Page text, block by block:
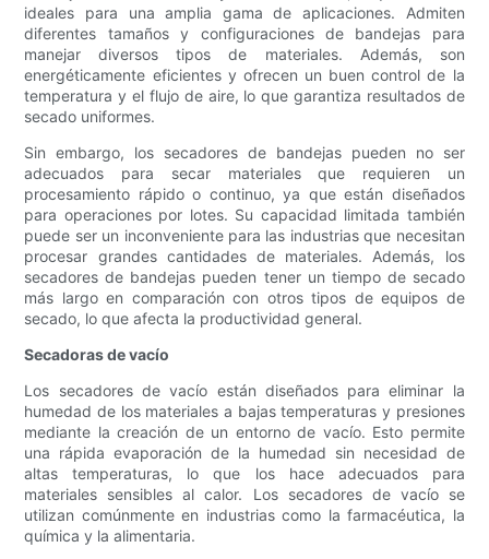
ideales para una amplia gama de aplicaciones. Admiten
diferentes tamaños y configuraciones de bandejas para
manejar diversos tipos de materiales. Además, son
energéticamente eficientes y ofrecen un buen control de la
temperatura y el flujo de aire, lo que garantiza resultados de
secado uniformes.
Sin embargo, los secadores de bandejas pueden no ser
adecuados para secar materiales que requieren un
procesamiento rápido o continuo, ya que están diseñados
para operaciones por lotes. Su capacidad limitada también
puede ser un inconveniente para las industrias que necesitan
procesar grandes cantidades de materiales. Además, los
secadores de bandejas pueden tener un tiempo de secado
más largo en comparación con otros tipos de equipos de
secado, lo que afecta la productividad general.
Secadoras de vacío
Los secadores de vacío están diseñados para eliminar la
humedad de los materiales a bajas temperaturas y presiones
mediante la creación de un entorno de vacío. Esto permite
una rápida evaporación de la humedad sin necesidad de
altas temperaturas, lo que los hace adecuados para
materiales sensibles al calor. Los secadores de vacío se
utilizan comúnmente en industrias como la farmacéutica, la
química y la alimentaria.